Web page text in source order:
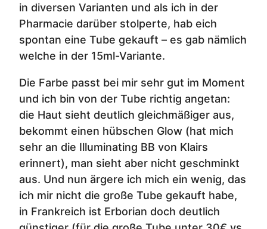
in diversen Varianten und als ich in der
Pharmacie darüber stolperte, hab eich
spontan eine Tube gekauft – es gab nämlich
welche in der 15ml-Variante.
Die Farbe passt bei mir sehr gut im Moment
und ich bin von der Tube richtig angetan:
die Haut sieht deutlich gleichmäßiger aus,
bekommt einen hübschen Glow (hat mich
sehr an die Illuminating BB von Klairs
erinnert), man sieht aber nicht geschminkt
aus. Und nun ärgere ich mich ein wenig, das
ich mir nicht die große Tube gekauft habe,
in Frankreich ist Erborian doch deutlich